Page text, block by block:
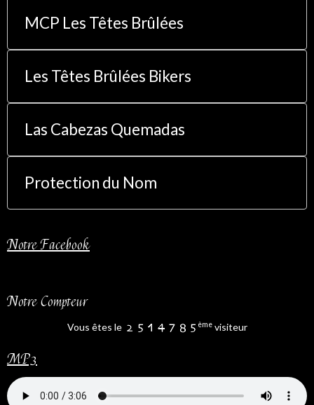
MCP Les Têtes Brûlées
Les Têtes Brûlées Bikers
Las Cabezas Quemadas
Protection du Nom
Notre Facebook
Notre Compteur
Vous êtes le èmevisiteur
MP3